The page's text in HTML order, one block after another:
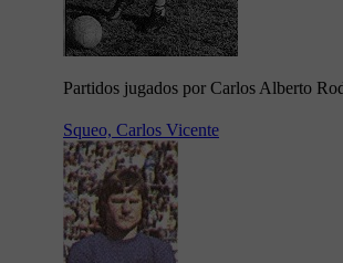
Partidos jugados por Carlos Alberto
Squeo, Carlos Vicente